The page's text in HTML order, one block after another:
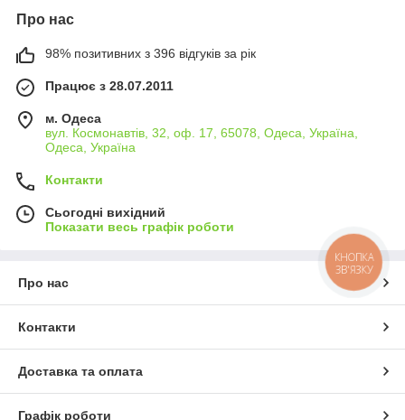
Про нас
98% позитивних з 396 відгуків за рік
Працює з 28.07.2011
м. Одеса
вул. Космонавтів, 32, оф. 17, 65078, Одеса, Україна,
Одеса, Україна
Контакти
Сьогодні вихідний
Показати весь графік роботи
Про нас
Контакти
Доставка та оплата
Графік роботи
КНОПКА
ЗВ'ЯЗКУ